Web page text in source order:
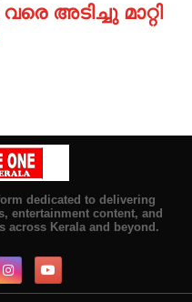
അടിച്ചു മാറ്റി
dedicated to delivering
entertainment content, and
across Kerala and beyond.